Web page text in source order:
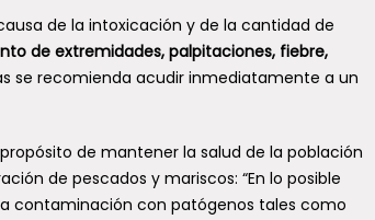
de la intoxicación y de la cantidad de
de extremidades, palpitaciones, fiebre,
se recomienda acudir inmediatamente a un
de mantener la salud de la población
de pescados y mariscos: “En lo posible
contaminación con patógenos tales como